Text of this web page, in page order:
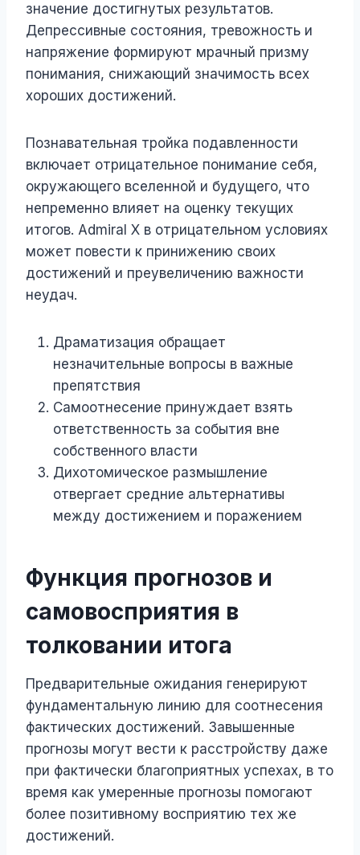
значение достигнутых результатов.
Депрессивные состояния, тревожность и
напряжение формируют мрачный призму
понимания, снижающий значимость всех
хороших достижений.
Познавательная тройка подавленности
включает отрицательное понимание себя,
окружающего вселенной и будущего, что
непременно влияет на оценку текущих
итогов. Admiral X в отрицательном условиях
может повести к принижению своих
достижений и преувеличению важности
неудач.
Драматизация обращает
незначительные вопросы в важные
препятствия
Самоотнесение принуждает взять
ответственность за события вне
собственного власти
Дихотомическое размышление
отвергает средние альтернативы
между достижением и поражением
Функция прогнозов и
самовосприятия в
толковании итога
Предварительные ожидания генерируют
фундаментальную линию для соотнесения
фактических достижений. Завышенные
прогнозы могут вести к расстройству даже
при фактически благоприятных успехах, в то
время как умеренные прогнозы помогают
более позитивному восприятию тех же
достижений.